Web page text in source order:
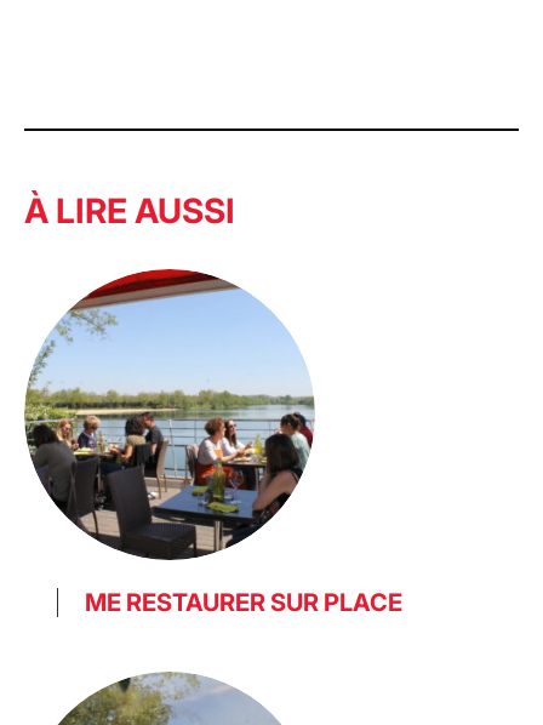
À LIRE AUSSI
ME RESTAURER SUR PLACE